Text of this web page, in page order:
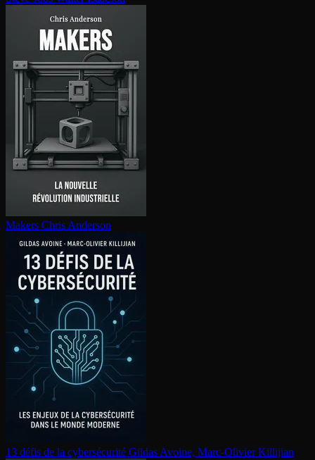
Makers Chris Anderson
13 défis de la cy­ber­sé­cu­ri­té Gildas Avoine, Marc-Olivier Killijian